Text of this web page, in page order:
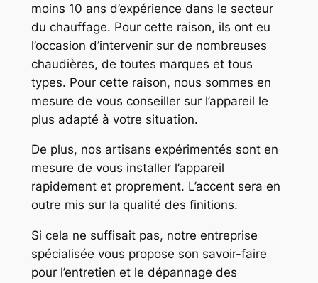
moins 10 ans d’expérience dans le secteur
du chauffage. Pour cette raison, ils ont eu
l’occasion d’intervenir sur de nombreuses
chaudières, de toutes marques et tous
types. Pour cette raison, nous sommes en
mesure de vous conseiller sur l’appareil le
plus adapté à votre situation.
De plus, nos artisans expérimentés sont en
mesure de vous installer l’appareil
rapidement et proprement. L’accent sera en
outre mis sur la qualité des finitions.
Si cela ne suffisait pas, notre entreprise
spécialisée vous propose son savoir-faire
pour l’entretien et le dépannage des